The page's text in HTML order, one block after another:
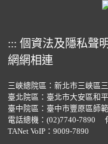
::: 個資法及隱私聲
網網相連
三峽總院區：新北市三峽區
臺北院區：臺北市大安區和
臺中院區：臺中市豐原區師
電話總機： (02)7740-7890
TANet VoIP：9009-7890